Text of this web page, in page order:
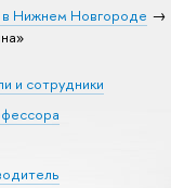
Нижнем Новгороде
и сотрудники